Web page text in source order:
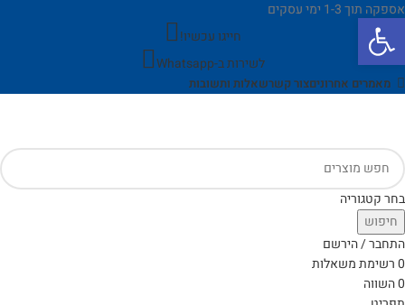
אספקה תוך 1-3 ימי עסקים
חייגו עכשיו!
לשירות ב-Whatsapp
מאמרים אחרוניםצור קשרשאלות ותשובות
בחר קטגוריה
חיפוש
התחבר / הירשם
0רשימת משאלות
0השווה
פתח סרגל נגישות